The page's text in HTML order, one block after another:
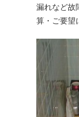
漏れなど故
算・ご要望